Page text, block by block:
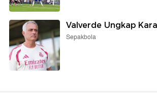
Valverde Ungkap
Sepakbola